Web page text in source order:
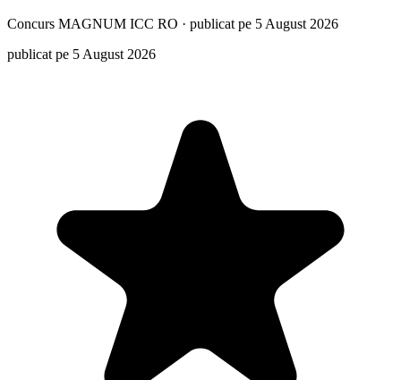
Concurs MAGNUM ICC RO · publicat pe 5 August 2026
publicat pe 5 August 2026